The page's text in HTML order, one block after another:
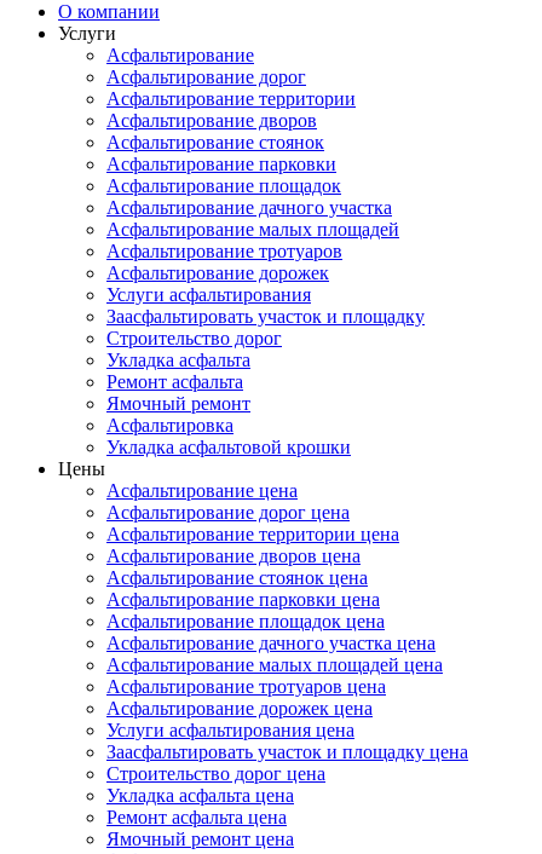
О компании
Услуги
Асфальтирование
Асфальтирование дорог
Асфальтирование территории
Асфальтирование дворов
Асфальтирование стоянок
Асфальтирование парковки
Асфальтирование площадок
Асфальтирование дачного участка
Асфальтирование малых площадей
Асфальтирование тротуаров
Асфальтирование дорожек
Услуги асфальтирования
Заасфальтировать участок и площадку
Строительство дорог
Укладка асфальта
Ремонт асфальта
Ямочный ремонт
Асфальтировка
Укладка асфальтовой крошки
Цены
Асфальтирование цена
Асфальтирование дорог цена
Асфальтирование территории цена
Асфальтирование дворов цена
Асфальтирование стоянок цена
Асфальтирование парковки цена
Асфальтирование площадок цена
Асфальтирование дачного участка цена
Асфальтирование малых площадей цена
Асфальтирование тротуаров цена
Асфальтирование дорожек цена
Услуги асфальтирования цена
Заасфальтировать участок и площадку цена
Строительство дорог цена
Укладка асфальта цена
Ремонт асфальта цена
Ямочный ремонт цена